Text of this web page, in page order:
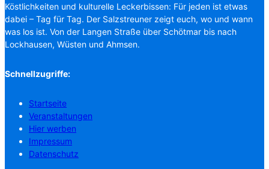
Köstlichkeiten und kulturelle Leckerbissen: Für jeden ist etwas
dabei – Tag für Tag. Der Salzstreuner zeigt euch, wo und wann
was los ist. Von der Langen Straße über Schötmar bis nach
Lockhausen, Wüsten und Ahmsen.
Schnellzugriffe:
Startseite
Veranstaltungen
Hier werben
Impressum
Datenschutz